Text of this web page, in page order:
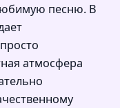
песню. В
атмосфера